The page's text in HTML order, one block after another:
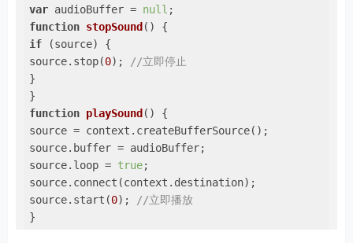
var audioBuffer = null
function stopSound ( )
if (source) {
source.stop(0);
//立即停止
}
function playSound ( ) {
source = context.createBufferSource();
source.buffer = audioBuffer;
source.loop = true;
source.connect(context.destination);
source.start(0);
//立即播放